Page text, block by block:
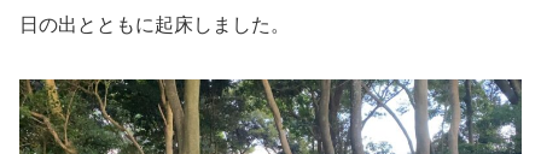
日の出とともに起床しました。